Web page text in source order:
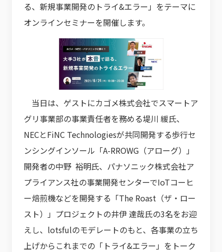
る、新規事業開発のトライ&エラー」をテーマに
オンラインセミナーを開催します。
​ 当日は、ゲストにカゴメ株式会社でスマートア
グリ事業部の事業責任者を務める堤川 緩氏、
NECとFiNC Technologiesが共同開発する歩行セ
ンシングインソール「A-RROWG（アローグ）」
開発者の中野 裕明氏、パナソニック株式会社ア
プライアンス社の事業開発センターでIoTコーヒ
ー焙煎機などを開発する「The Roast（ザ・ロー
スト）」プロジェクトの井伊 達哉氏の3名をお迎
えし、lotsfulのモデレートのもと、各事業の立ち
上げからこれまでの「トライ&エラー」をトーク